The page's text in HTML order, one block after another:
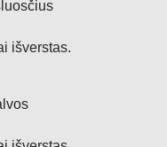
išverstas.